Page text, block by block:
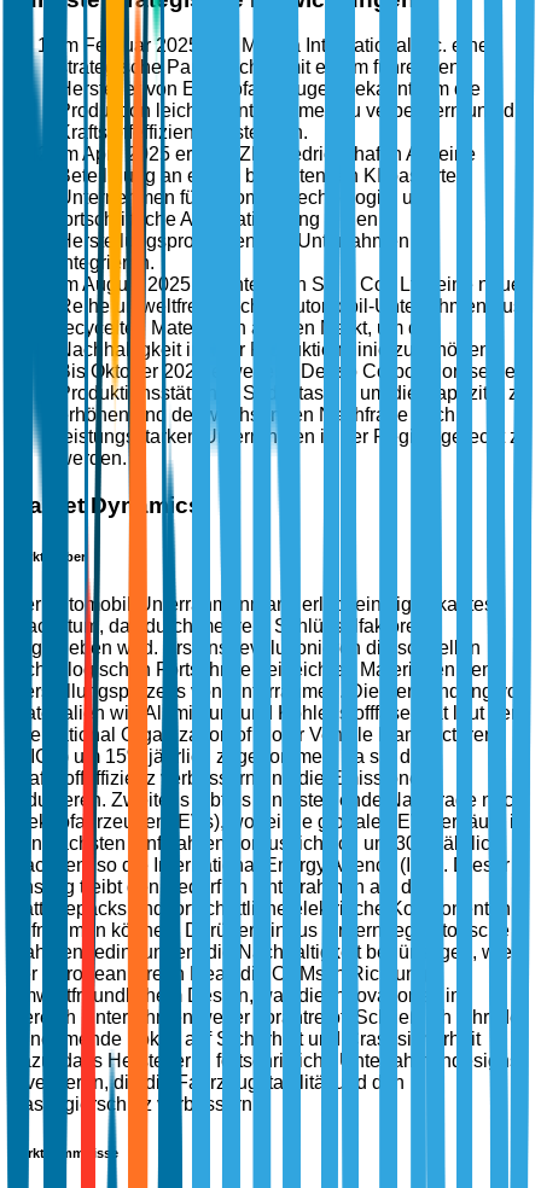
Im Februar 2025 gab Magna International Inc. eine
strategische Partnerschaft mit einem führenden
Hersteller von Elektrofahrzeugen bekannt, um die
Produktion leichter Unterrahmen zu verbessern und die
Kraftstoffeffizienz zu steigern.
Im April 2025 erwarb ZF Friedrichshafen AG eine
Beteiligung an einem bedeutenden KI-basierten
Unternehmen für Automobiltechnologie, um
fortschrittliche Automatisierung in den
Herstellungsprozessen von Unterrahmen zu
integrieren.
Im August 2025 brachte Aisin Seiki Co., Ltd. eine neue
Reihe umweltfreundlicher Automobil-Unterrahmen aus
recycelten Materialien auf den Markt, um die
Nachhaltigkeit in ihrer Produktionslinie zu erhöhen.
Bis Oktober 2025 erweiterte Denso Corporation seine
Produktionsstätten in Südostasien, um die Kapazität zu
erhöhen und der wachsenden Nachfrage nach
leistungsstarken Unterrahmen in der Region gerecht zu
werden.
Market Dynamics
Markttreiber
Der Automobil-Unterrahmenmarkt erlebt ein signifikantes
Wachstum, das durch mehrere Schlüsselfaktoren
angetrieben wird. Erstens revolutionieren die schnellen
technologischen Fortschritte bei leichten Materialien den
Herstellungsprozess von Unterrahmen. Die Verwendung von
Materialien wie Aluminium und Kohlenstofffaser hat laut der
International Organization of Motor Vehicle Manufacturers
(OICA) um 15% jährlich zugenommen, da sie die
Kraftstoffeffizienz verbessern und die Emissionen
reduzieren. Zweitens gibt es eine steigende Nachfrage nach
Elektrofahrzeugen (EVs), wobei die globalen EV-Verkäufe in
den nächsten fünf Jahren voraussichtlich um 30% jährlich
wachsen, so die International Energy Agency (IEA). Dieser
Anstieg treibt den Bedarf an Unterrahmen an, die
Batteriepacks und fortschrittliche elektrische Komponenten
aufnehmen können. Darüber hinaus fördern regulatorische
Rahmenbedingungen, die Nachhaltigkeit begünstigen, wie
der European Green Deal, die OEMs in Richtung
umweltfreundlichem Design, was die Innovationen im
Bereich Unterrahmen weiter vorantreibt. Schließlich führt der
zunehmende Fokus auf Sicherheit und Crashsicherheit
dazu, dass Hersteller in fortschrittliche Unterrahmendesigns
investieren, die die Fahrzeugstabilität und den
Passagierschutz verbessern.
Markthemmnisse